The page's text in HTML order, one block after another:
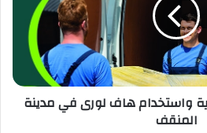
واستخدام هاف لورى في مدينة
المنقف